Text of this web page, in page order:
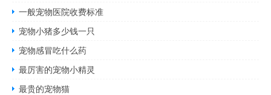
一般宠物医院收费标准
宠物小猪多少钱一只
宠物感冒吃什么药
最厉害的宠物小精灵
最贵的宠物猫